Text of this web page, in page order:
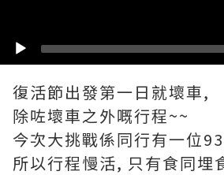
復活節出發第一日就壞車,
除咗壞車之外嘅行程~~
今次大挑戰係同行有一位
所以行程慢活, 只有食同埋